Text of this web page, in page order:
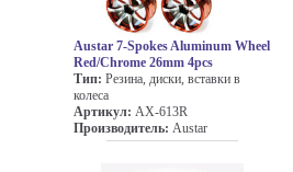
Austar 7-Spokes Aluminum Wheel
Red/Chrome 26mm 4pcs
Тип: Резина, диски, вставки в
колеса
Артикул: AX-613R
Производитель: Austar